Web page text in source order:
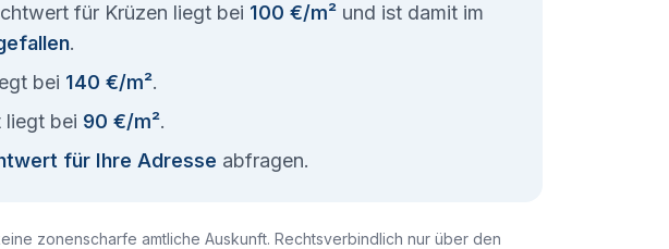
für Krüzen liegt bei 100 €/m² und ist damit im
.
bei 140 €/m².
liegt bei 90 €/m².
für Ihre Adresse abfragen.
zonenscharfe amtliche Auskunft. Rechtsverbindlich nur über den